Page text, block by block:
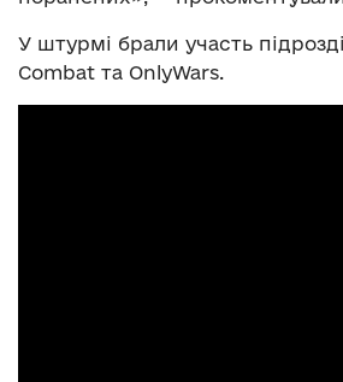
У штурмі брали участь
Combat та OnlyWars.